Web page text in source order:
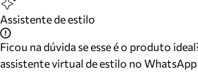
Assistente de estilo
Ficou na dúvida se esse é o produto
assistente virtual de estilo no WhatsApp